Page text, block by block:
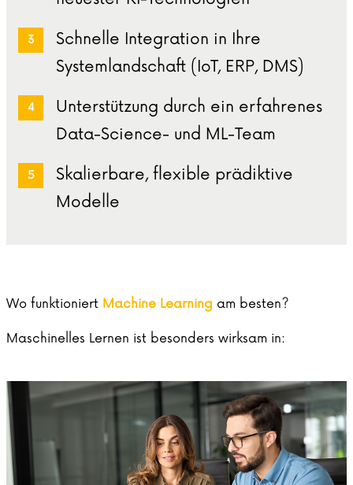
Schnelle Integration in Ihre
Systemlandschaft (IoT, ERP, DMS)
Unterstützung durch ein erfahrenes
Data-Science- und ML-Team
Skalierbare, flexible prädiktive
Modelle
Wo funktioniert Machine Learning am besten?
Maschinelles Lernen ist besonders wirksam in: